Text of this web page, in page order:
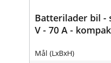
Batterilader bil -
V - 70 A -
Mål (LxBxH)